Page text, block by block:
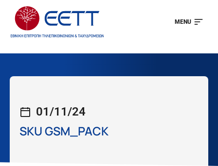
MENU
01/11/24
SKU GSM_PACK